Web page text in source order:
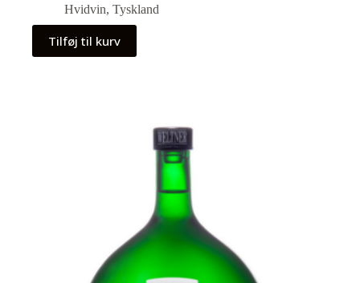
Hvidvin, Tyskland
Tilføj til kurv